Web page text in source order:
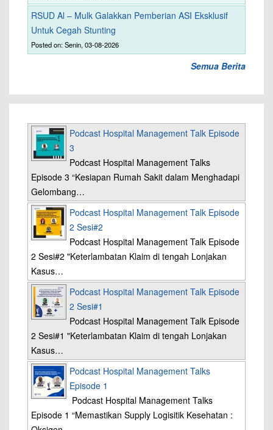
RSUD Al – Mulk Galakkan Pemberian ASI Eksklusif
Untuk Cegah Stunting
Posted on: Senin, 03-08-2026
Semua Berita
Podcast Hospital Management Talk Episode
3
Podcast Hospital Management Talks
Episode 3 “Kesiapan Rumah Sakit dalam Menghadapi
Gelombang…
Podcast Hospital Management Talk Episode
2 Sesi#2
Podcast Hospital Management Talk Episode
2 Sesi#2 "Keterlambatan Klaim di tengah Lonjakan
Kasus…
Podcast Hospital Management Talk Episode
2 Sesi#1
Podcast Hospital Management Talk Episode
2 Sesi#1 "Keterlambatan Klaim di tengah Lonjakan
Kasus…
Podcast Hospital Management Talks
Episode 1
Podcast Hospital Management Talks
Episode 1 “Memastikan Supply Logisitik Kesehatan :